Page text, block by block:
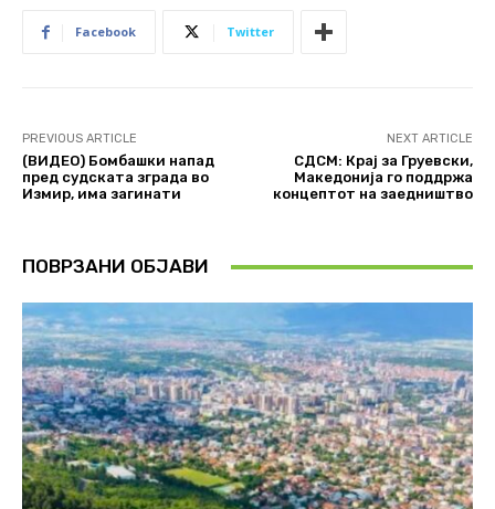
Facebook Twitter
PREVIOUS ARTICLE
(ВИДЕО) Бомбашки напад
пред судската зграда во
Измир, има загинати
NEXT ARTICLE
СДСМ: Крај за Груевски,
Македонија го поддржа
концептот на заедништво
ПОВРЗАНИ ОБЈАВИ